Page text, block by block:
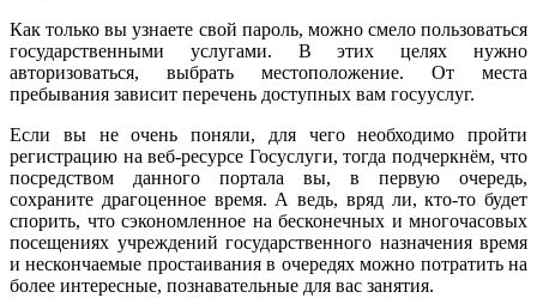
Как только вы узнаете свой пароль, можно смело пользоваться
государственными услугами. В этих целях нужно
авторизоваться, выбрать местоположение. От места
пребывания зависит перечень доступных вам госууслуг.
Если вы не очень поняли, для чего необходимо пройти
регистрацию на веб-ресурсе Госуслуги, тогда подчеркнём, что
посредством данного портала вы, в первую очередь,
сохраните драгоценное время. А ведь, вряд ли, кто-то будет
спорить, что сэкономленное на бесконечных и многочасовых
посещениях учреждений государственного назначения время
и нескончаемые простаивания в очередях можно потратить на
более интересные, познавательные для вас занятия.